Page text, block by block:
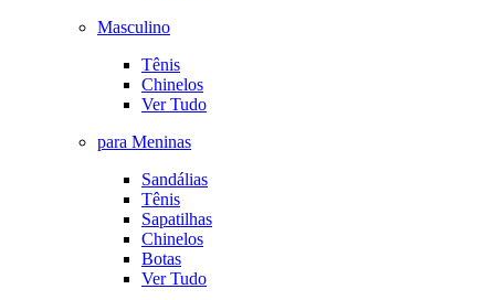
Masculino
Tênis
Chinelos
Ver Tudo
para Meninas
Sandálias
Tênis
Sapatilhas
Chinelos
Botas
Ver Tudo